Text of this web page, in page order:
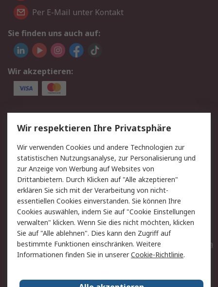
Per E-Mail unter Kontakt
Sie finden uns auch auf:
Wir akzeptieren:
Service
Value Added Services
Lieferlösungen
Rücksendungen
Kontakt
Hilfe
Privatkunden
Rechtliches
AGB
Datenschutz
Cookie-Richtlinie
Zahlungsbedingungen
Copyright/Impressum
Entsorgung
Elektrogeräte/Batterien
Wir respektieren Ihre Privatsphäre
Wir verwenden Cookies und andere Technologien zur
statistischen Nutzungsanalyse, zur Personalisierung und
zur Anzeige von Werbung auf Websites von
Drittanbietern. Durch Klicken auf "Alle akzeptieren"
erklären Sie sich mit der Verarbeitung von nicht-
essentiellen Cookies einverstanden. Sie können Ihre
Cookies auswählen, indem Sie auf "Cookie Einstellungen
verwalten" klicken. Wenn Sie dies nicht möchten, klicken
Sie auf "Alle ablehnen". Dies kann den Zugriff auf
bestimmte Funktionen einschränken. Weitere
Informationen finden Sie in unsererCookie-Richtlinie.